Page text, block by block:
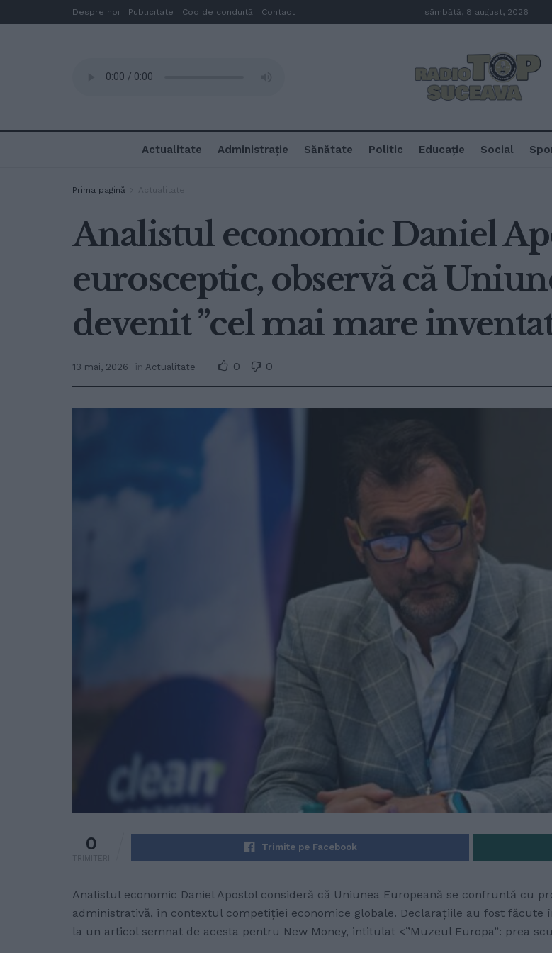
Despre noi Publicitate Cod de conduită Contact sâmbătă, 8 august, 2026
Actualitate Administrație Sănătate Politic Educație Social
Prima pagină Actualitate
Analistul economic Daniel
eurosceptic, observă că
devenit ”cel mai mare
13 mai, 2026 în Actualitate 0 0
0
TRIMITERI
Trimite pe Facebook
Analistul economic Daniel Apostol consideră că Uniunea Europeană se confruntă cu
administrativă, în contextul competiției economice globale. Declarațiile au fost făcute
la un articol semnat de acesta pentru New Money, intitulat <”Muzeul Europa”: prea